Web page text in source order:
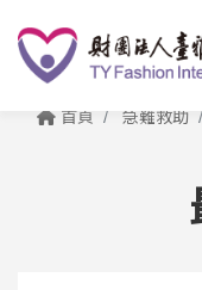
首頁 急難救助